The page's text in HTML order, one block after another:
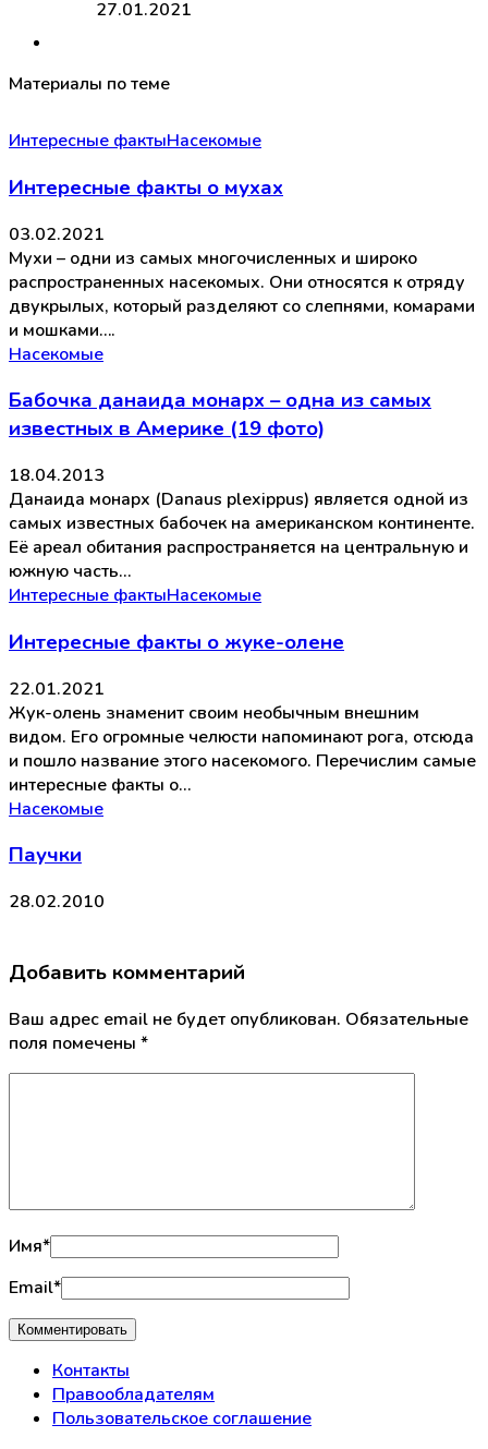
27.01.2021
Материалы по теме
Интересные фактыНасекомые
Интересные факты о мухах
03.02.2021
Мухи – одни из самых многочисленных и широко
распространенных насекомых. Они относятся к отряду
двукрылых, который разделяют со слепнями, комарами
и мошками….
Насекомые
Бабочка данаида монарх – одна из самых
известных в Америке (19 фото)
18.04.2013
Данаида монарх (Danaus plexippus) является одной из
самых известных бабочек на американском континенте.
Её ареал обитания распространяется на центральную и
южную часть…
Интересные фактыНасекомые
Интересные факты о жуке-олене
22.01.2021
Жук-олень знаменит своим необычным внешним
видом. Его огромные челюсти напоминают рога, отсюда
и пошло название этого насекомого. Перечислим самые
интересные факты о…
Насекомые
Паучки
28.02.2010
Добавить комментарий
Ваш адрес email не будет опубликован. Обязательные
поля помечены *
Имя*
Email*
Контакты
Правообладателям
Пользовательское соглашение